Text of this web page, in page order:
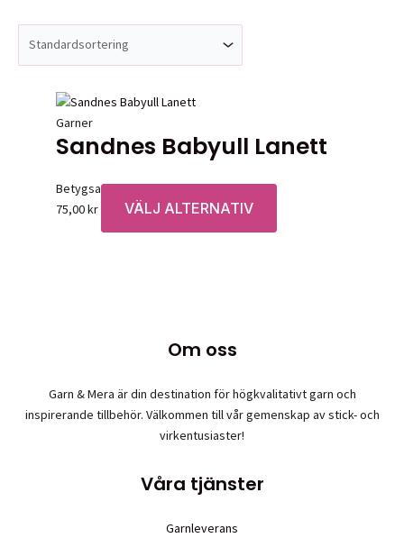
Garner
Sandnes Babyull Lanett
Betygsatt0av 5
75,00kr VÄLJ ALTERNATIV
här
kan
väljas
Om oss
Garn & Mera är din destination för högkvalitativt garn och
inspirerande tillbehör. Välkommen till vår gemenskap av stick- och
virkentusiaster!
Våra tjänster
Garnleverans